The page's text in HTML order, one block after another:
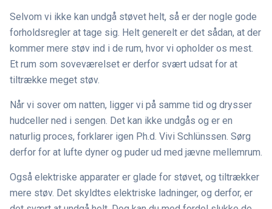
Selvom vi ikke kan undgå støvet helt, så er der nogle gode
forholdsregler at tage sig. Helt generelt er det sådan, at der
kommer mere støv ind i de rum, hvor vi opholder os mest.
Et rum som soveværelset er derfor svært udsat for at
tiltrække meget støv.
Når vi sover om natten, ligger vi på samme tid og drysser
hudceller ned i sengen. Det kan ikke undgås og er en
naturlig proces, forklarer igen Ph.d. Vivi Schlünssen. Sørg
derfor for at lufte dyner og puder ud med jævne mellemrum.
Også elektriske apparater er glade for støvet, og tiltrækker
mere støv. Det skyldtes elektriske ladninger, og derfor, er